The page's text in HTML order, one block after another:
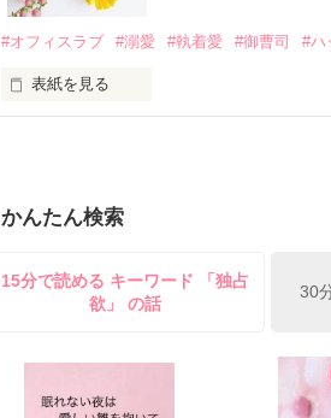
鳴海哲平 (なるみてっぺい)
止まっていたはずの二人の時間が、再び
#オフィスラブ #溺愛 #執着愛 #御曹司 #ハ
表紙を見る
雪瀬鷹哉（29）が『──俺と結婚してく
鷹哉『宜しくな、俺の雛子』🦅
雛子『俺の……ひぃ、雛子？！！！』🐥
シゴデキで冷徹な上司が見せる素顔は
かんたん検索
15分で読める キーワード 「独占
欲」 の話
30